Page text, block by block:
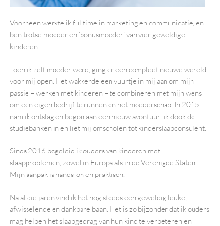
Voorheen werkte ik fulltime in marketing en communicatie, en
ben trotse moeder en ‘bonusmoeder’ van vier geweldige
kinderen.
Toen ik zelf moeder werd, ging er een compleet nieuwe wereld
voor mij open. Het wakkerde een vuurtje in mij aan om mijn
passie – werken met kinderen – te combineren met mijn wens
om een eigen bedrijf te runnen én het moederschap. In 2015
nam ik ontslag en begon aan een nieuw avontuur: ik dook de
studiebanken in en liet mij omscholen tot kinderslaapconsulent.
Sinds 2016 begeleid ik ouders van kinderen met
slaapproblemen, zowel in Europa als in de Verenigde Staten.
Mijn aanpak is hands-on en praktisch.
Na al die jaren vind ik het nog steeds een geweldig leuke,
afwisselende en dankbare baan. Het is zo bijzonder dat ik ouders
mag helpen het slaapgedrag van hun kind te verbeteren en